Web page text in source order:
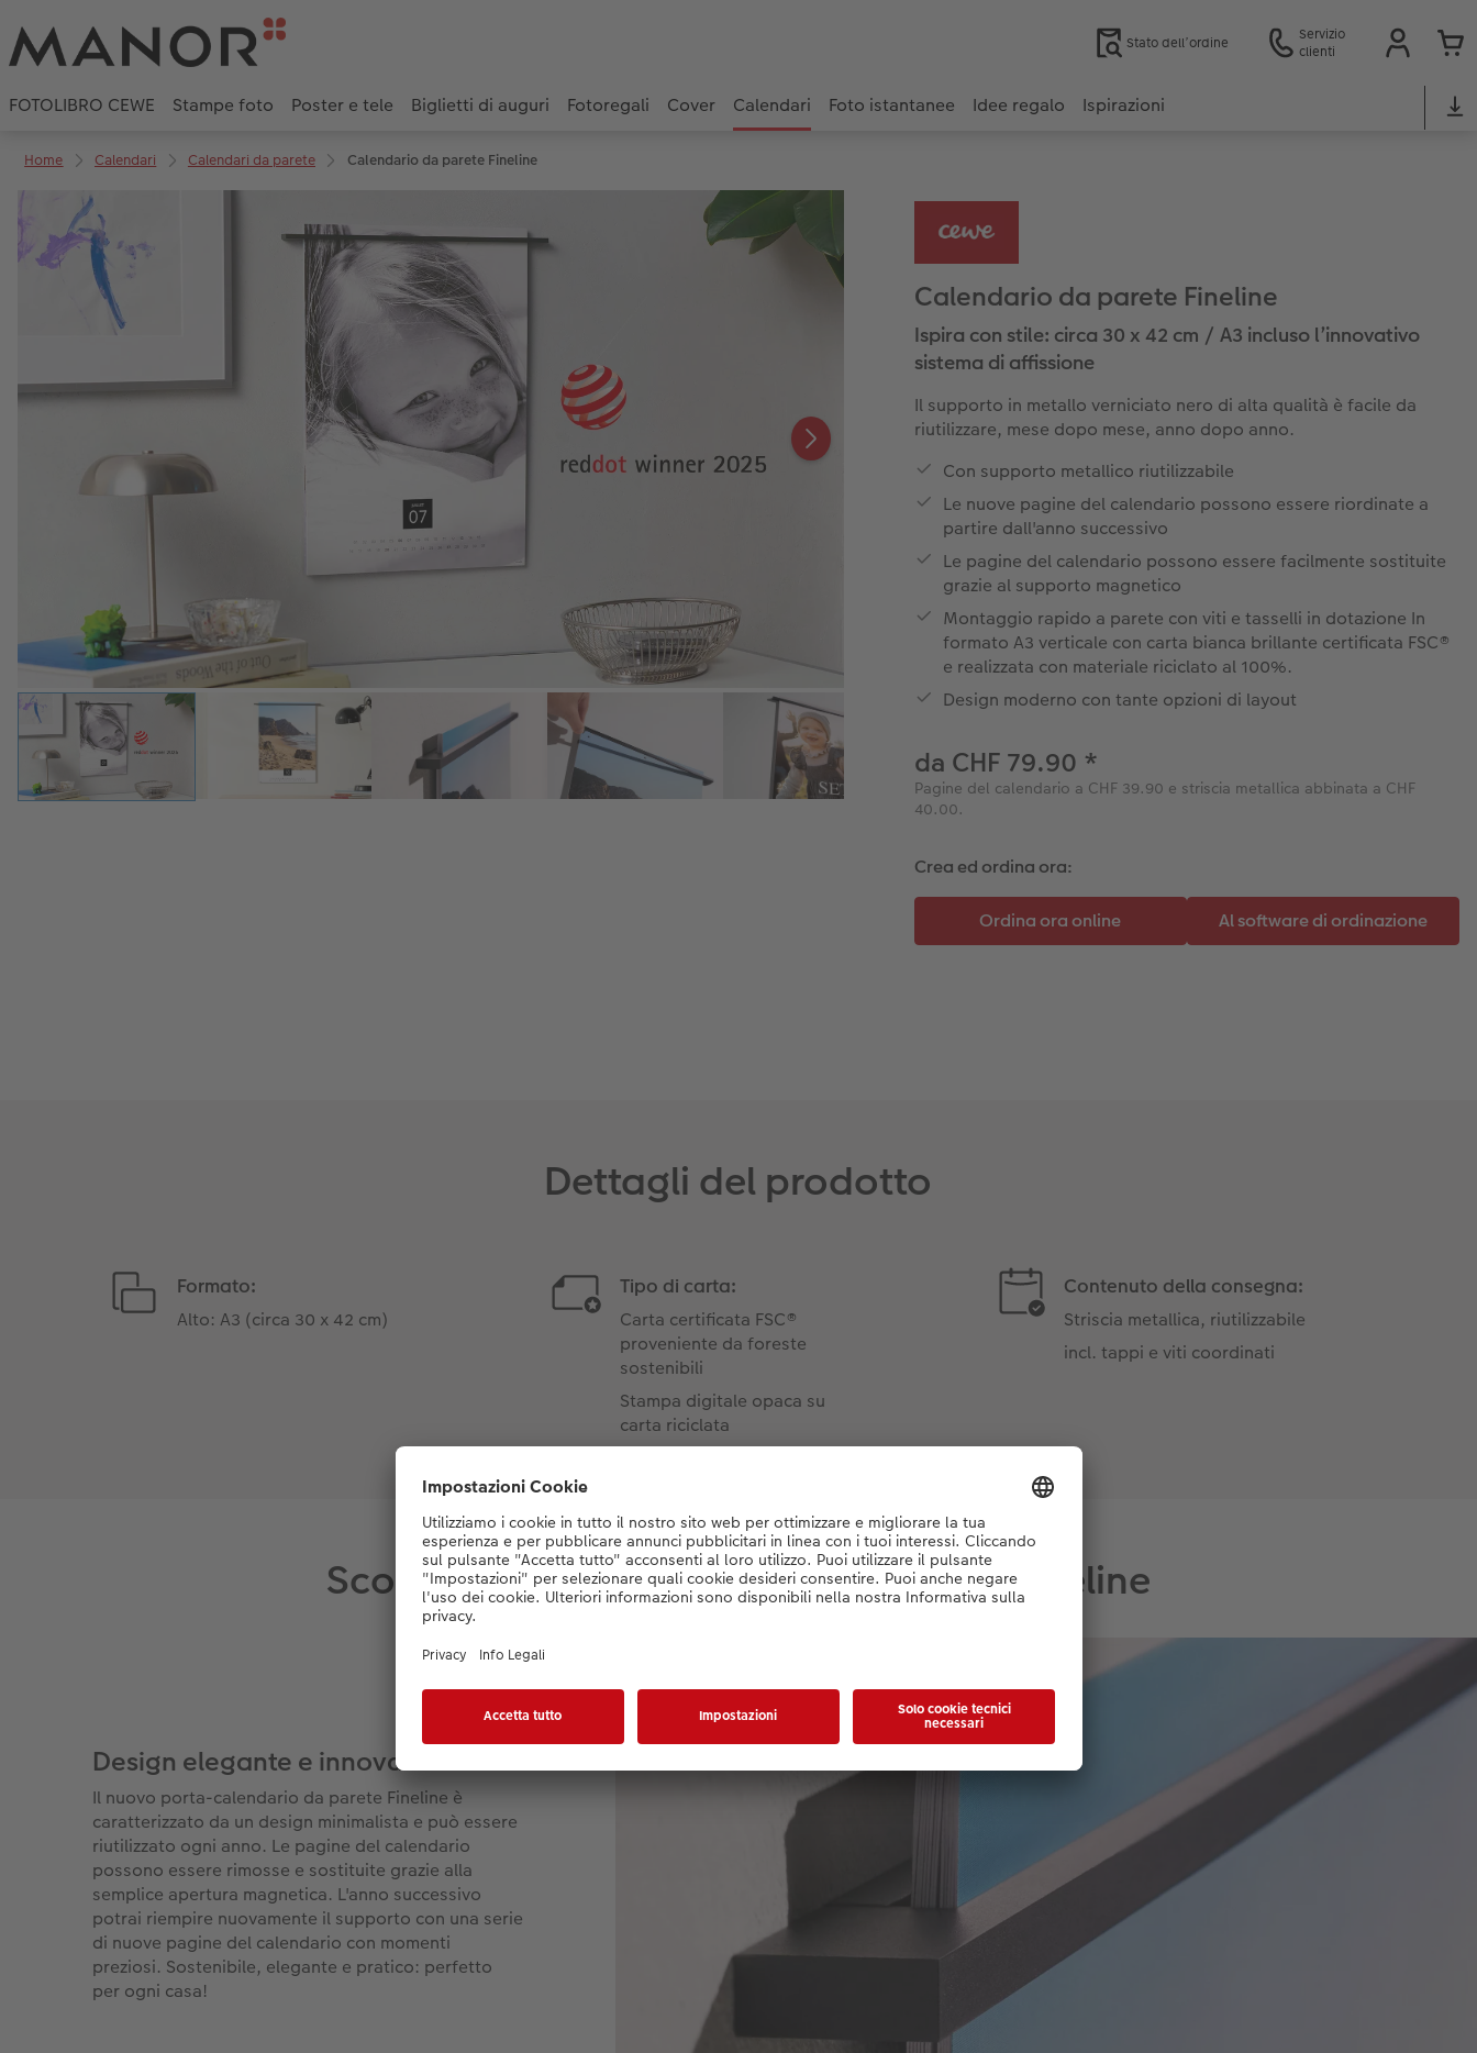
Stato dell’ordine
Servizio
clienti
FOTOLIBRO CEWE Stampe foto Poster e tele Biglietti di auguri Fotoregali Cover Calendari Foto istantanee Idee regalo Ispirazioni
Home Calendari Calendari da parete Calendario da parete Fineline
Calendario da parete Fineline
Ispira con stile: circa 30 x 42 cm / A3 incluso l’innovativo
sistema di affissione
Il supporto in metallo verniciato nero di alta qualità è facile da
riutilizzare, mese dopo mese, anno dopo anno.
Con supporto metallico riutilizzabile
Le nuove pagine del calendario possono essere riordinate a
partire dall'anno successivo
Le pagine del calendario possono essere facilmente sostituite
grazie al supporto magnetico
Montaggio rapido a parete con viti e tasselli in dotazione In
formato A3 verticale con carta bianca brillante certificata FSC®
e realizzata con materiale riciclato al 100%.
Design moderno con tante opzioni di layout
da CHF 79.90 *
Pagine del calendario a CHF 39.90 e striscia metallica abbinata a CHF
40.00.
Crea ed ordina ora:
Dettagli del prodotto
Formato:
Alto: A3 (circa 30 x 42 cm)
Tipo di carta:
Carta certificata FSC®
proveniente da foreste
sostenibili
Stampa digitale opaca su
carta riciclata
Contenuto della consegna:
Striscia metallica, riutilizzabile
incl. tappi e viti coordinati
Scopri tutto sul calendario da parete Fineline
Design elegante e innovativo
Il nuovo porta-calendario da parete Fineline è
caratterizzato da un design minimalista e può essere
riutilizzato ogni anno. Le pagine del calendario
possono essere rimosse e sostituite grazie alla
semplice apertura magnetica. L'anno successivo
potrai riempire nuovamente il supporto con una serie
di nuove pagine del calendario con momenti
preziosi. Sostenibile, elegante e pratico: perfetto
per ogni casa!